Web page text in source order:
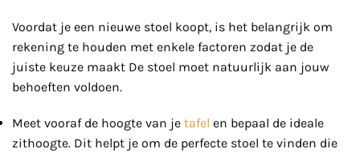
Voordat je een nieuwe stoel koopt, is het belangrijk om
rekening te houden met enkele factoren zodat je de
juiste keuze maakt De stoel moet natuurlijk aan jouw
behoeften voldoen.
Meet vooraf de hoogte van je tafel en bepaal de ideale
zithoogte. Dit helpt je om de perfecte stoel te vinden die